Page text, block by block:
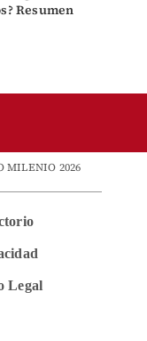
Resumen
MILENIO 2026
Legal